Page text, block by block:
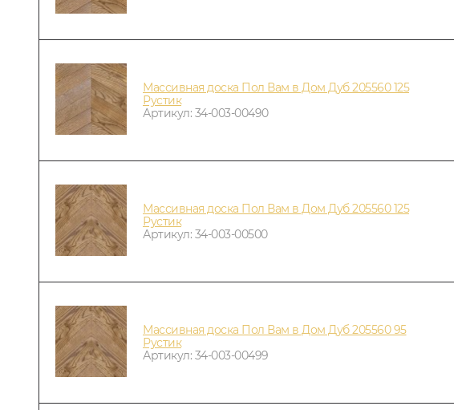
Массивная доска Пол Вам в Дом Дуб 205560 125
Рустик
Артикул: 34-003-00490
Массивная доска Пол Вам в Дом Дуб 205560 125
Рустик
Артикул: 34-003-00500
Массивная доска Пол Вам в Дом Дуб 205560 95
Рустик
Артикул: 34-003-00499